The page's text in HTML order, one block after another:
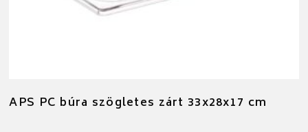
APS PC búra szögletes zárt 33x28x17 cm